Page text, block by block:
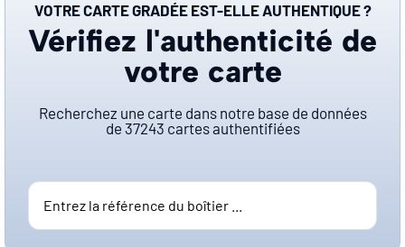
VOTRE CARTE GRADÉE EST-ELLE AUTHENTIQUE ?
Vérifiez l'authenticité de
votre carte
Recherchez une carte dans notre base de données
de 37243 cartes authentifiées